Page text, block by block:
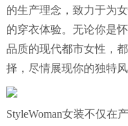
的生产理念，致力于为
的穿衣体验。无论你是
品质的现代都市女性，
择，尽情展现你的独特风
StyleWoman女装不仅在